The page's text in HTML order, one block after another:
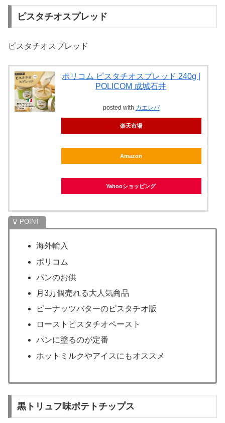
ピスタチオスプレッド
ピスタチオスプレッド
ポリコム ピスタチオスプレッド 240g |
POLICOM 成城石井
posted with カエレバ
楽天市場
Amazon
Yahooショッピング
海外輸入
ポリコム
パンのお供
月3万個売れる大人気商品
ピーナッツバターのピスタチオ版
ローストピスタチオペースト
パンに塗るのが定番
ホットミルクやアイスにもオススメ
黒トリュフ味ポテトチップス